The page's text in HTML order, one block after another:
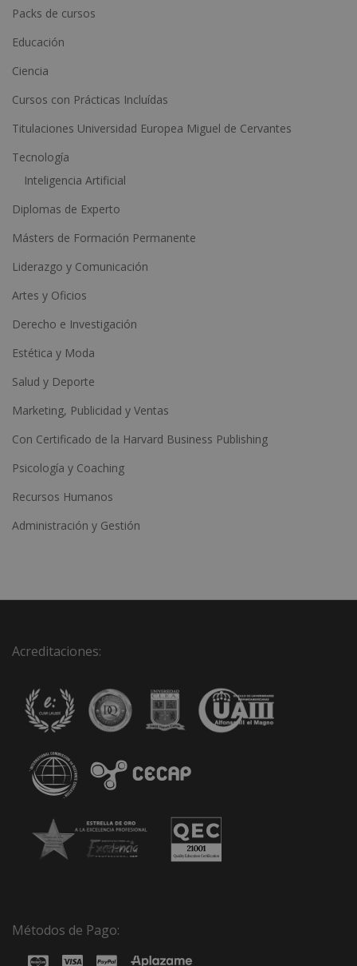
n
i
v
e
Packs de cursos
Educación
Ciencia
Cursos con Prácticas Incluídas
Titulaciones Universidad Europea Miguel de Cervantes
Tecnología
Inteligencia Artificial
Diplomas de Experto
Másters de Formación Permanente
Liderazgo y Comunicación
Artes y Oficios
Derecho e Investigación
Estética y Moda
Salud y Deporte
Marketing, Publicidad y Ventas
Con Certificado de la Harvard Business Publishing
Psicología y Coaching
Recursos Humanos
Administración y Gestión
Acreditaciones:
Métodos de Pago: